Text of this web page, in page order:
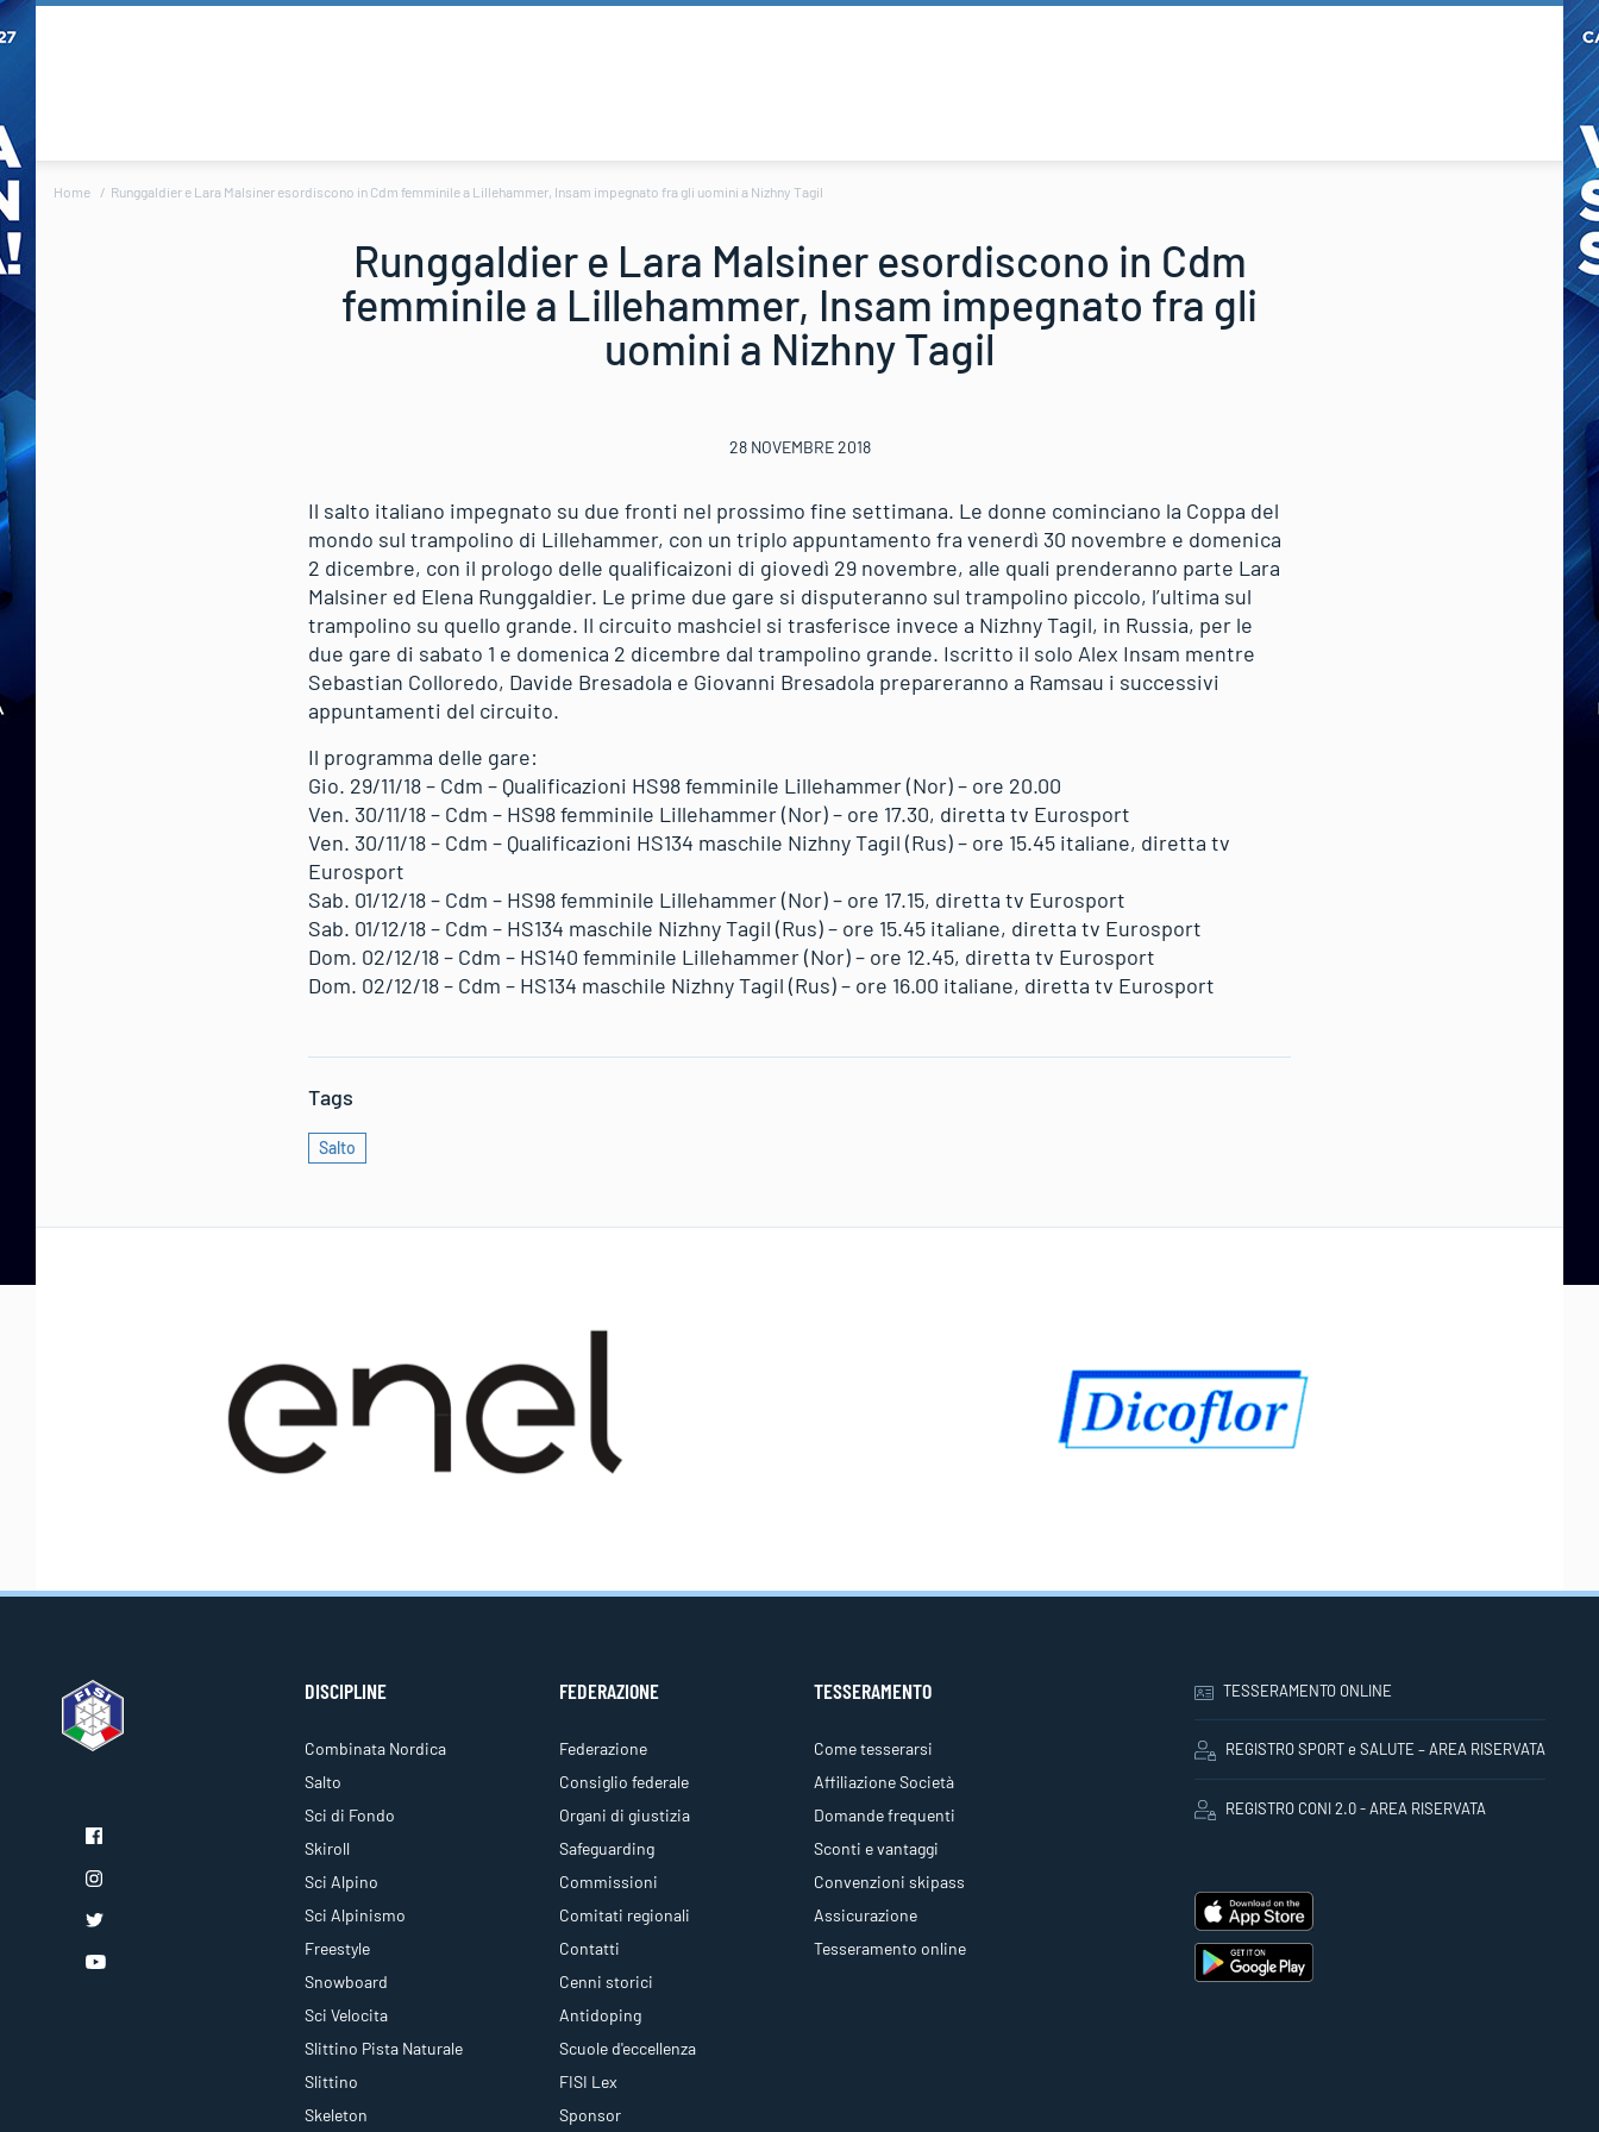
Home Runggaldier e Lara Malsiner esordiscono in Cdm femminile a Lillehammer, Insam impegnato fra gli uomini a Nizhny Tagil
Runggaldier e Lara Malsiner esordiscono in Cdm
femminile a Lillehammer, Insam impegnato fra gli
uomini a Nizhny Tagil
28 NOVEMBRE 2018
Il salto italiano impegnato su due fronti nel prossimo fine settimana. Le donne cominciano la Coppa del
mondo sul trampolino di Lillehammer, con un triplo appuntamento fra venerdì 30 novembre e domenica
2 dicembre, con il prologo delle qualificaizoni di giovedì 29 novembre, alle quali prenderanno parte Lara
Malsiner ed Elena Runggaldier. Le prime due gare si disputeranno sul trampolino piccolo, l’ultima sul
trampolino su quello grande. Il circuito mashciel si trasferisce invece a Nizhny Tagil, in Russia, per le
due gare di sabato 1 e domenica 2 dicembre dal trampolino grande. Iscritto il solo Alex Insam mentre
Sebastian Colloredo, Davide Bresadola e Giovanni Bresadola prepareranno a Ramsau i successivi
appuntamenti del circuito.
Il programma delle gare:
Gio. 29/11/18 – Cdm – Qualificazioni HS98 femminile Lillehammer (Nor) – ore 20.00
Ven. 30/11/18 – Cdm – HS98 femminile Lillehammer (Nor) – ore 17.30, diretta tv Eurosport
Ven. 30/11/18 – Cdm – Qualificazioni HS134 maschile Nizhny Tagil (Rus) – ore 15.45 italiane, diretta tv
Eurosport
Sab. 01/12/18 – Cdm – HS98 femminile Lillehammer (Nor) – ore 17.15, diretta tv Eurosport
Sab. 01/12/18 – Cdm – HS134 maschile Nizhny Tagil (Rus) – ore 15.45 italiane, diretta tv Eurosport
Dom. 02/12/18 – Cdm – HS140 femminile Lillehammer (Nor) – ore 12.45, diretta tv Eurosport
Dom. 02/12/18 – Cdm – HS134 maschile Nizhny Tagil (Rus) – ore 16.00 italiane, diretta tv Eurosport
Tags
Salto
DISCIPLINE
Combinata Nordica
Salto
Sci di Fondo
Skiroll
Sci Alpino
Sci Alpinismo
Freestyle
Snowboard
Sci Velocita
Slittino Pista Naturale
Slittino
Skeleton
FEDERAZIONE
Federazione
Consiglio federale
Organi di giustizia
Safeguarding
Commissioni
Comitati regionali
Contatti
Cenni storici
Antidoping
Scuole d'eccellenza
FISI Lex
Sponsor
TESSERAMENTO
Come tesserarsi
Affiliazione Società
Domande frequenti
Sconti e vantaggi
Convenzioni skipass
Assicurazione
Tesseramento online
TESSERAMENTO ONLINE
REGISTRO SPORT e SALUTE – AREA RISERVATA
REGISTRO CONI 2.0 - AREA RISERVATA